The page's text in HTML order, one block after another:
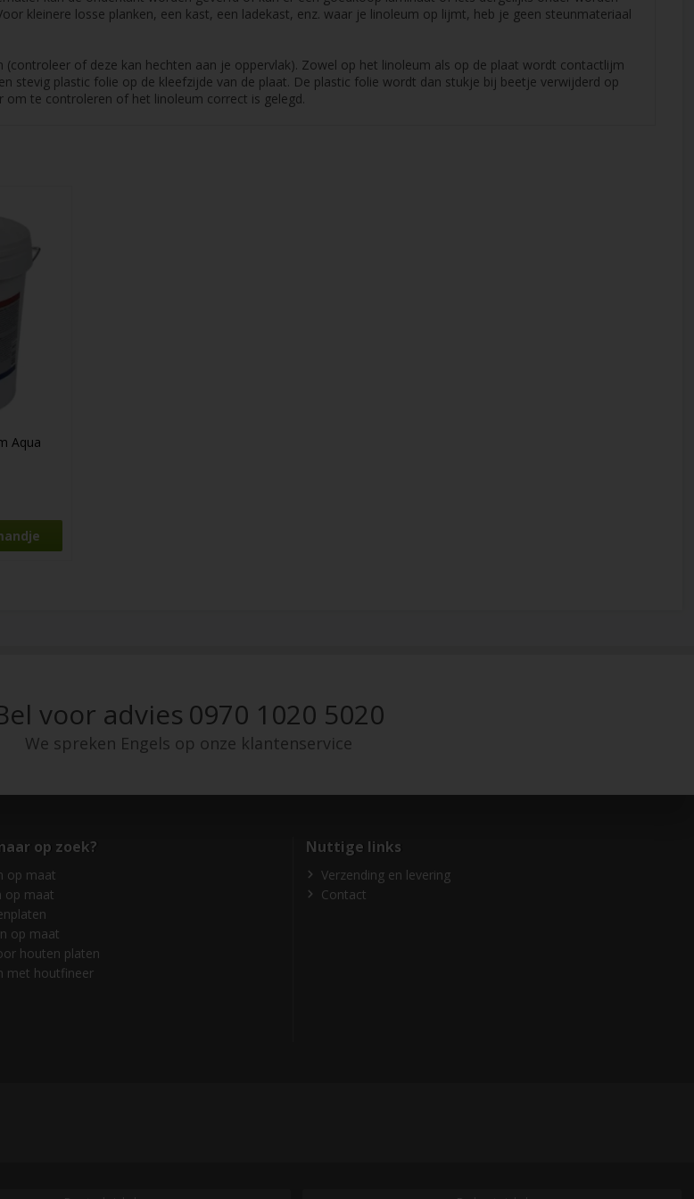
kleinere losse planken, een kast, een ladekast, enz. waar je linoleum op lijmt, heb je geen steunmateriaal
of deze kan hechten aan je oppervlak). Zowel op het linoleum als op de plaat wordt contactlijm
stevig plastic folie op de kleefzijde van de plaat. De plastic folie wordt dan stukje bij beetje verwijderd op
te controleren of het linoleum correct is gelegd.
Aqua
voor advies 0970 1020 5020
We spreken Engels op onze klantenservice
op zoek?
op maat
op maat
op maat
houten platen
met houtfineer
Nuttige links
Verzending en levering
Contact